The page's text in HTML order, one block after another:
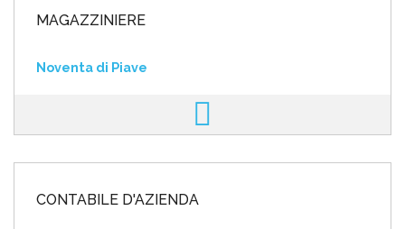
MAGAZZINIERE
Noventa di Piave
CONTABILE D'AZIENDA